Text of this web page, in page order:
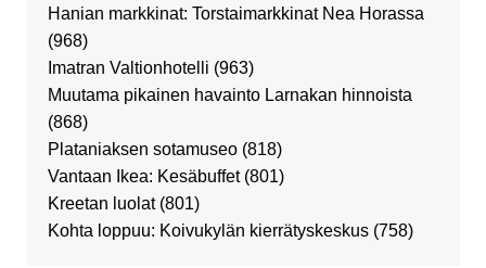
Hanian markkinat: Torstaimarkkinat Nea Horassa
(968)
Imatran Valtionhotelli (963)
Muutama pikainen havainto Larnakan hinnoista
(868)
Plataniaksen sotamuseo (818)
Vantaan Ikea: Kesäbuffet (801)
Kreetan luolat (801)
Kohta loppuu: Koivukylän kierrätyskeskus (758)